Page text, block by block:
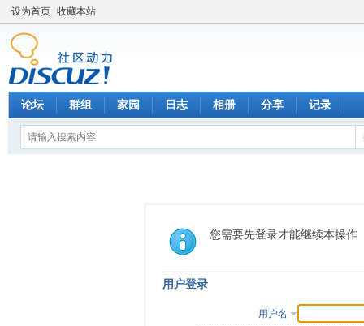
设为首页 收藏本站
论坛 群组 家园 日志 相册 分享 记录
您需要先登录才能继续本操作
用户登录
用户名